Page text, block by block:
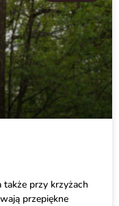
także przy krzyżach
przepiękne